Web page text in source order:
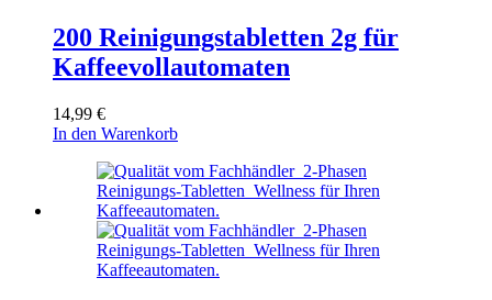
200 Reinigungstabletten 2g für
Kaffeevollautomaten
14,99 €
In den Warenkorb